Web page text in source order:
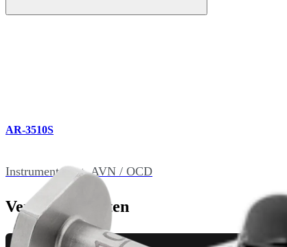
AR-3510S
Instrumentenset, AVN / OCD
Verwandte Seiten